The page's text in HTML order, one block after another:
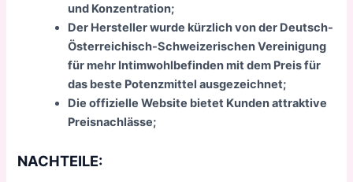
und Konzentration;
Der Hersteller wurde kürzlich von der Deutsch-
Österreichisch-Schweizerischen Vereinigung
für mehr Intimwohlbefinden mit dem Preis für
das beste Potenzmittel ausgezeichnet;
Die offizielle Website bietet Kunden attraktive
Preisnachlässe;
NACHTEILE: